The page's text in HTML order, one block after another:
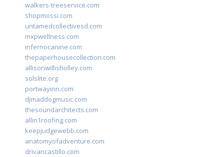
walkers-treeservice.com
shopmossi.com
untamedcollectivesd.com
mxpwellness.com
infernocanine.com
thepaperhousecollection.com
allisonwillisholley.com
solslite.org
portwayinn.com
djmaddogmusic.com
thesoundarchitects.com
allin1roofing.com
keepjudgewebb.com
anatomyofadventure.com
drivancastillo.com